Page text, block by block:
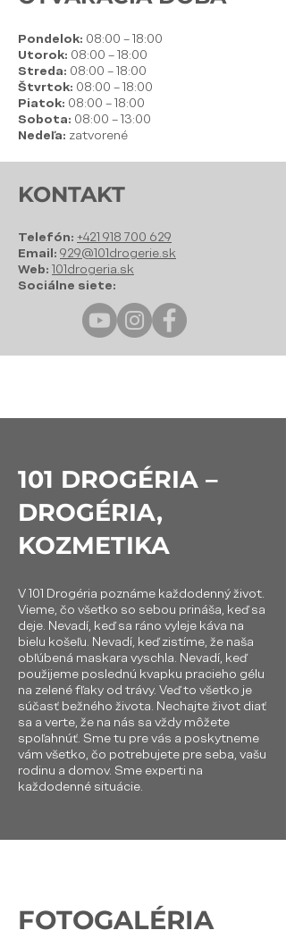
Pondelok: 08:00 – 18:00
Utorok: 08:00 – 18:00
Streda: 08:00 – 18:00
Štvrtok: 08:00 – 18:00
Piatok: 08:00 – 18:00
Sobota: 08:00 – 13:00
Nedeľa: zatvorené
KONTAKT
Telefón: +421 918 700 629
Email: 929@101drogerie.sk
Web: 101drogeria.sk
Sociálne siete:
101 DROGÉRIA –
DROGÉRIA,
KOZMETIKA
V 101 Drogéria poznáme každodenný život.
Vieme, čo všetko so sebou prináša, keď sa
deje. Nevadí, keď sa ráno vyleje káva na
bielu košeľu. Nevadí, keď zistíme, že naša
obľúbená maskara vyschla. Nevadí, keď
použijeme poslednú kvapku pracieho gélu
na zelené fľaky od trávy. Veď to všetko je
súčasť bežného života. Nechajte život diať
sa a verte, že na nás sa vždy môžete
spoľahnúť. Sme tu pre vás a poskytneme
vám všetko, čo potrebujete pre seba, vašu
rodinu a domov. Sme experti na
každodenné situácie.
FOTOGALÉRIA